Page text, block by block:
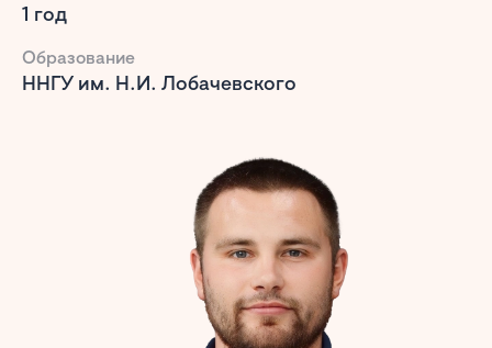
1 год
Образование
ННГУ им. Н.И. Лобачевского